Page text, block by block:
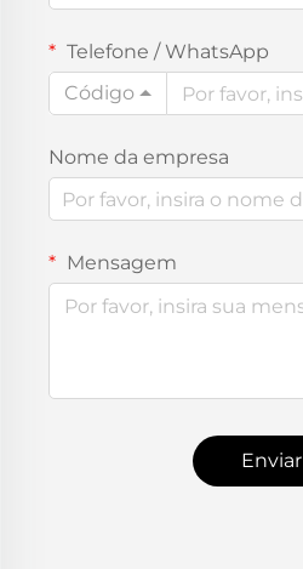
Telefone / WhatsApp
Código
Nome da empresa
Mensagem
Enviar